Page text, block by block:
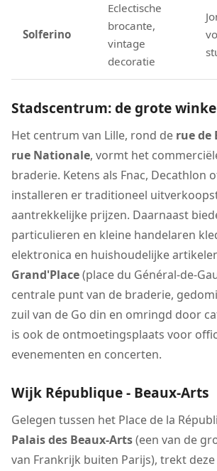
Solferino
Eclectische
brocante,
vintage
decoratie
Stadscentrum: de grote
Het centrum van Lille, rond de rue de
rue Nationale, vormt het
braderie. Ketens als Fnac, Decathlon
installeren er traditioneel
aantrekkelijke prijzen. Daarnaast
particulieren en kleine handelaren
elektronica en huishoudelijke
Grand'Place(place du Général-de-
centrale punt van de braderie,
zuil van de Go din en omringd door
is ook de ontmoetingsplaats voor
evenementen en concerten.
Wijk République - Beaux-Arts
Gelegen tussen het Place de la
Palais des Beaux-Arts(een van de
van Frankrijk buiten Parijs), trekt